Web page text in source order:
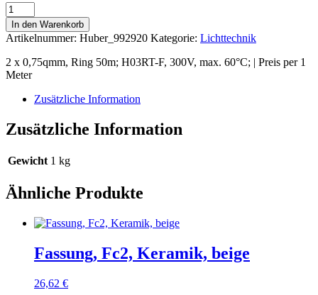
Rundleitung,
baumwollisoliert,
schwarz/w
Menge
In den Warenkorb
Artikelnummer: Huber_992920 Kategorie: Lichttechnik
2 x 0,75qmm, Ring 50m; H03RT-F, 300V, max. 60°C; | Preis per 1
Meter
Zusätzliche Information
Zusätzliche Information
Gewicht 1 kg
Ähnliche Produkte
Fassung, Fc2, Keramik, beige
26,62 €